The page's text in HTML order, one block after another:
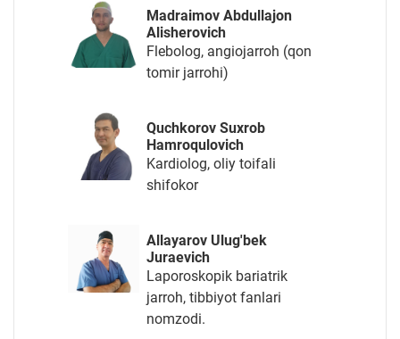
Madraimov Abdullajon
Alisherovich
Flebolog, angiojarroh (qon
tomir jarrohi)
Quchkorov Suxrob
Hamroqulovich
Kardiolog, oliy toifali
shifokor
Allayarov Ulug'bek
Juraevich
Laporoskopik bariatrik
jarroh, tibbiyot fanlari
nomzodi.